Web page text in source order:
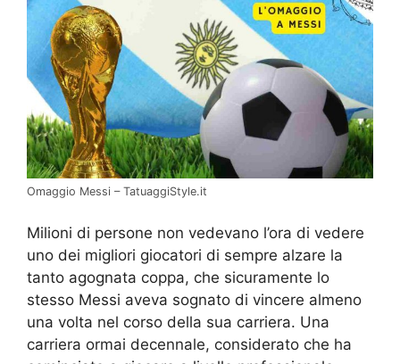
Omaggio Messi – TatuaggiStyle.it
Milioni di persone non vedevano l’ora di vedere
uno dei migliori giocatori di sempre alzare la
tanto agognata coppa, che sicuramente lo
stesso Messi aveva sognato di vincere almeno
una volta nel corso della sua carriera. Una
carriera ormai decennale, considerato che ha